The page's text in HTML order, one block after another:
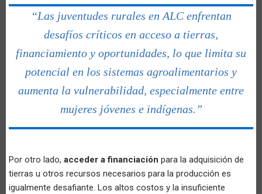
“Las juventudes rurales en ALC enfrentan
desafíos críticos en acceso a tierras,
financiamiento y oportunidades, lo que limita su
potencial en los sistemas agroalimentarios y
aumenta la vulnerabilidad, especialmente entre
mujeres jóvenes e indígenas.”
Por otro lado, acceder a financiación para la adquisición de
tierras u otros recursos necesarios para la producción es
igualmente desafiante. Los altos costos y la insuficiente